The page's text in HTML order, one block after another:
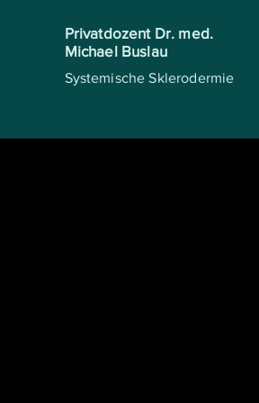
Privatdozent Dr. med.
Michael Buslau
Systemische Sklerodermie